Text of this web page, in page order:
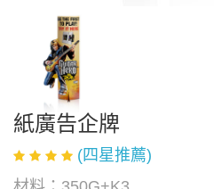
紙廣告企牌
(四星推薦)